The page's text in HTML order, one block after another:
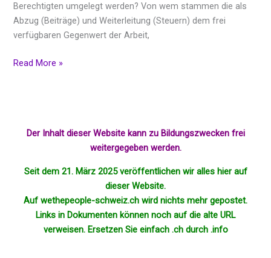
Berechtigten umgelegt werden? Von wem stammen die als
Abzug (Beiträge) und Weiterleitung (Steuern) dem frei
verfügbaren Gegenwert der Arbeit,
Read More »
Der Inhalt dieser Website kann zu Bildungszwecken frei
weitergegeben werden.
Seit dem 21. März 2025 veröffentlichen wir alles hier auf
dieser Website.
Auf wethepeople-schweiz.ch wird nichts mehrgepostet.
Links in Dokumenten können noch auf die alte URL
verweisen. Ersetzen Sie einfach .ch durch .info